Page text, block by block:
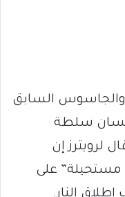
والجاسوس السابق
سلطة
لرويترز إن
على
النار.